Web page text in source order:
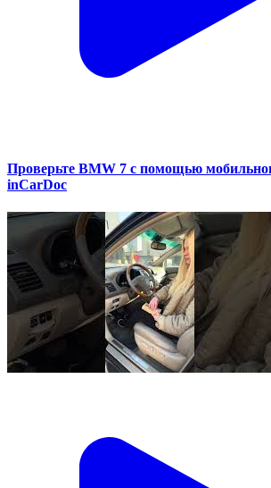
Проверьте BMW 7 с помощью
inCarDoc